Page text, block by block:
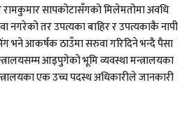
रामकुमार सापकोटासँगको मिलेमतोमा अवधि
नगरेको तर उपत्यका बाहिर र उपत्यकाकै नापी
भने आकर्षक ठाउँमा सरुवा गरिदिने भन्दै पैसा
आइपुगेको भूमि व्यवस्था मन्त्रालयका
एक उच्च पदस्थ अधिकारीले जानकारी